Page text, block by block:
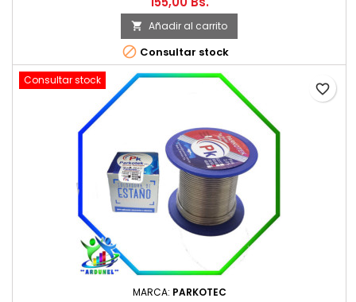
 Añadir al carrito
 Consultar stock
Consultar stock
MARCA: PARKOTEC
favorite_border